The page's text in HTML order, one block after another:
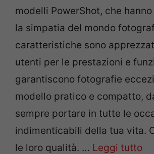
modelli PowerShot, che
la simpatia del mondo
caratteristiche sono
utenti per le prestazioni e
garantiscono fotografie
modello pratico e compatto,
sempre portare in tutte le
indimenticabili della tua vita.
le loro qualità. … Leggi tutto